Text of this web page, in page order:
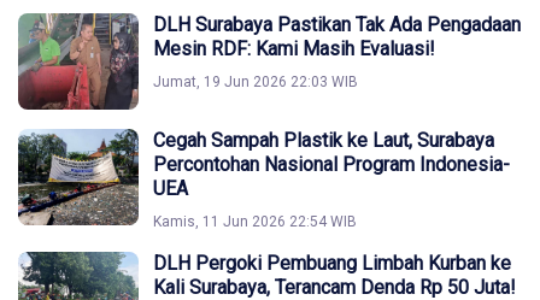
DLH Surabaya Pastikan Tak Ada Pengadaan
Mesin RDF: Kami Masih Evaluasi!
Jumat, 19 Jun 2026 22:03 WIB
Cegah Sampah Plastik ke Laut, Surabaya
Percontohan Nasional Program Indonesia-
UEA
Kamis, 11 Jun 2026 22:54 WIB
DLH Pergoki Pembuang Limbah Kurban ke
Kali Surabaya, Terancam Denda Rp 50 Juta!